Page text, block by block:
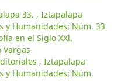
33. , Iztapalapa
y Humanidades: Núm. 33
en el Siglo XXl.
, Iztapalapa
y Humanidades: Núm.